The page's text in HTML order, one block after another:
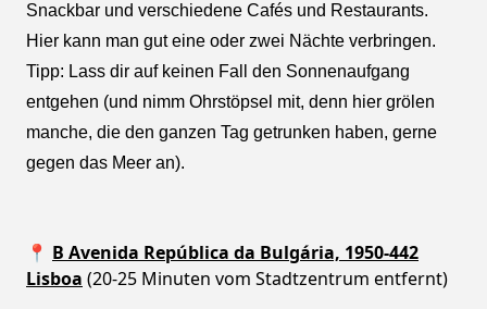
Snackbar und verschiedene Cafés und Restaurants.
Hier kann man gut eine oder zwei Nächte verbringen.
Tipp: Lass dir auf keinen Fall den Sonnenaufgang
entgehen (und nimm Ohrstöpsel mit, denn hier grölen
manche, die den ganzen Tag getrunken haben, gerne
gegen das Meer an).
📍 B Avenida República da Bulgária, 1950-442
Lisboa (20-25 Minuten vom Stadtzentrum entfernt)